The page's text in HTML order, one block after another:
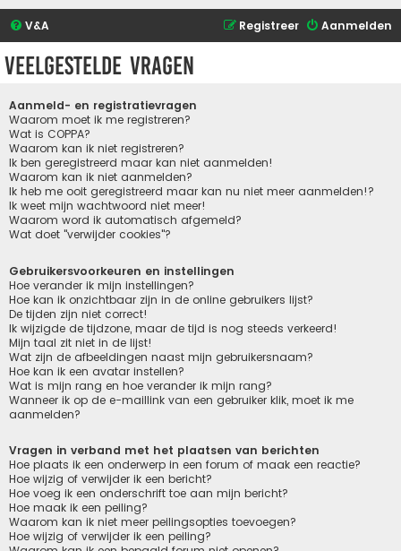
V&A Aanmelden
Registreer
Veelgestelde vragen
Aanmeld- en registratievragen
Waarom moet ik me registreren?
Wat is COPPA?
Waarom kan ik niet registreren?
Ik ben geregistreerd maar kan niet aanmelden!
Waarom kan ik niet aanmelden?
Ik heb me ooit geregistreerd maar kan nu niet meer aanmelden!?
Ik weet mijn wachtwoord niet meer!
Waarom word ik automatisch afgemeld?
Wat doet "verwijder cookies"?
Gebruikersvoorkeuren en instellingen
Hoe verander ik mijn instellingen?
Hoe kan ik onzichtbaar zijn in de online gebruikers lijst?
De tijden zijn niet correct!
Ik wijzigde de tijdzone, maar de tijd is nog steeds verkeerd!
Mijn taal zit niet in de lijst!
Wat zijn de afbeeldingen naast mijn gebruikersnaam?
Hoe kan ik een avatar instellen?
Wat is mijn rang en hoe verander ik mijn rang?
Wanneer ik op de e-maillink van een gebruiker klik, moet ik me
aanmelden?
Vragen in verband met het plaatsen van berichten
Hoe plaats ik een onderwerp in een forum of maak een reactie?
Hoe wijzig of verwijder ik een bericht?
Hoe voeg ik een onderschrift toe aan mijn bericht?
Hoe maak ik een peiling?
Waarom kan ik niet meer peilingsopties toevoegen?
Hoe wijzig of verwijder ik een peiling?